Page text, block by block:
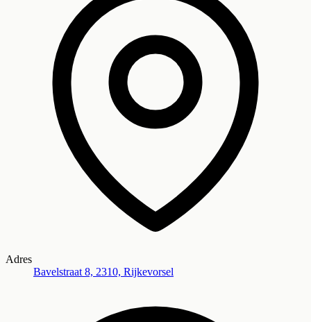
Adres
Bavelstraat 8, 2310, Rijkevorsel